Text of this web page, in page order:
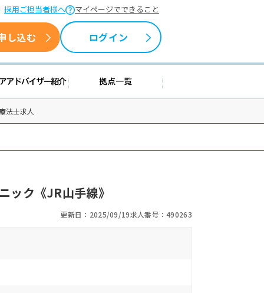
採用ご担当者様へ マイページでできること
し込む ログイン
情報 キャリアアドバイザー紹介拠点一覧
法士求人
ック《JR山手線》
更新日：2025/09/19求人番号：490263